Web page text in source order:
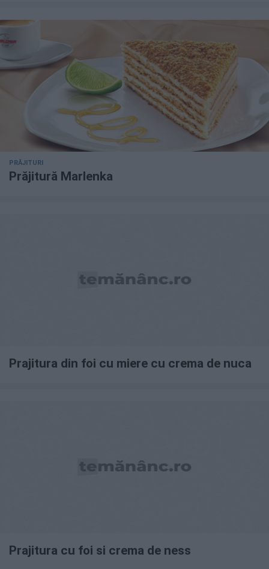
PRĂJITURI
Prăjitură Marlenka
Prajitura din foi cu miere cu crema de nuca
Prajitura cu foi si crema de ness